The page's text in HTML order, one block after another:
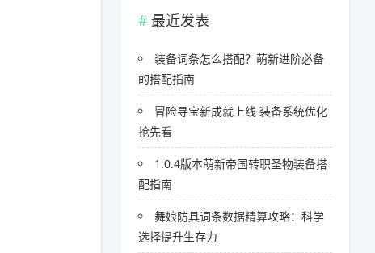
最近发表
装备词条怎么搭配？萌新进阶必备
的搭配指南
冒险寻宝新成就上线 装备系统优化
抢先看
1.0.4版本萌新帝国转职圣物装备搭
配指南
舞娘防具词条数据精算攻略：科学
选择提升生存力